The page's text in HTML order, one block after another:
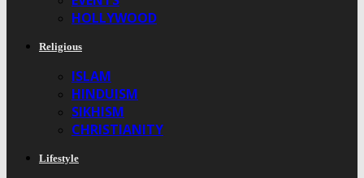
HOLLYWOOD
Religious
ISLAM
HINDUISM
SIKHISM
CHRISTIANITY
Lifestyle